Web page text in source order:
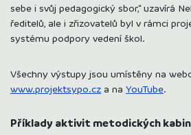
sebe i svůj pedagogický sbor,“ uzavírá
ředitelů, ale i zřizovatelů byl v rámci
systému podpory vedení škol.
Všechny výstupy jsou umístěny na
www.projektsypo.cz a na YouTube.
Příklady aktivit metodických